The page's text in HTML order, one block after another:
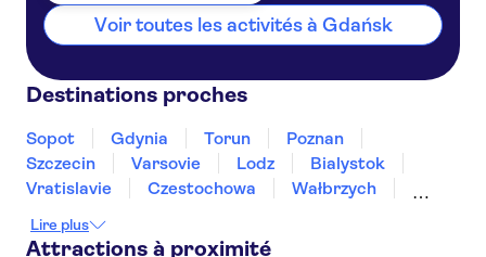
Hotel Arena Expo
Celestin Residence
Hotel Artus
Zajazd Tallar
Holiday Inn Gdansk - City Centre
Voir toutes les activités à Gdańsk
Destinations proches
Sopot Gdynia Torun
Poznan
Szczecin
Varsovie Lodz
Bialystok
Vratislavie
Czestochowa
Wałbrzych
Lire plus
Attractions à proximité